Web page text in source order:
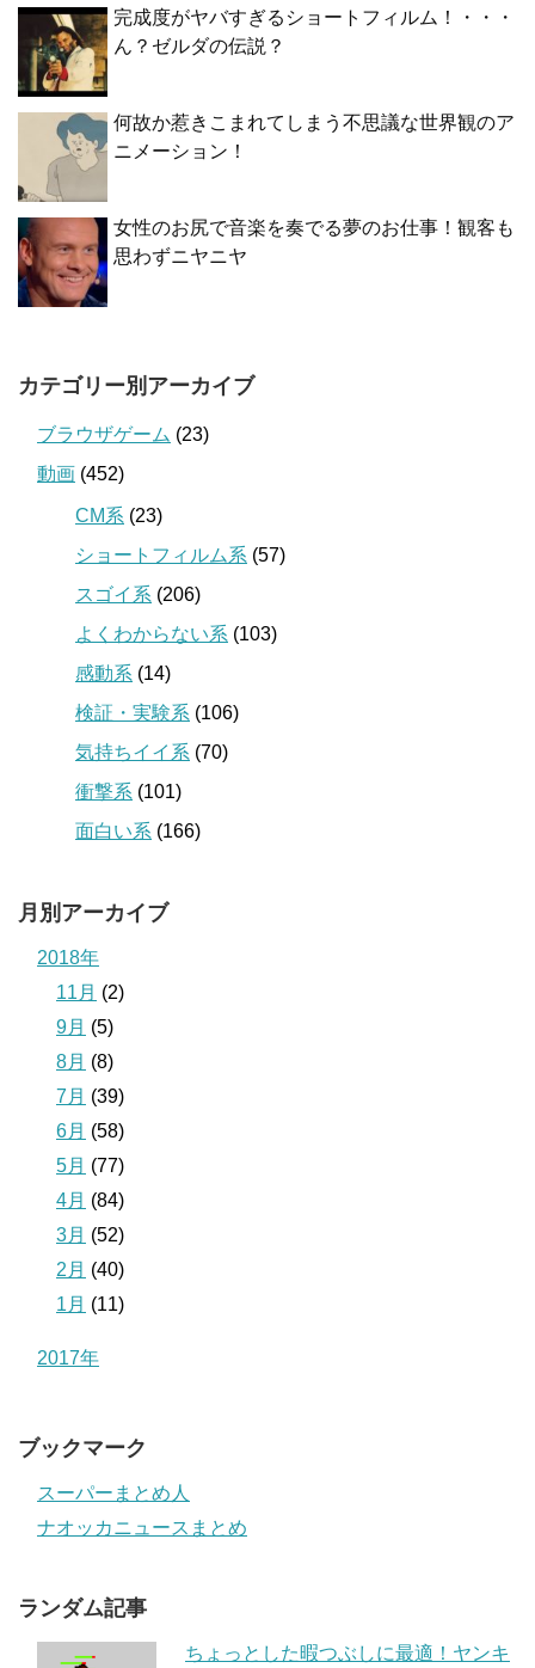
完成度がヤバすぎるショートフィルム！・・・
ん？ゼルダの伝説？
何故か惹きこまれてしまう不思議な世界観のア
ニメーション！
女性のお尻で音楽を奏でる夢のお仕事！観客も
思わずニヤニヤ
カテゴリー別アーカイブ
ブラウザゲーム (23)
動画 (452)
CM系 (23)
ショートフィルム系 (57)
スゴイ系 (206)
よくわからない系 (103)
感動系 (14)
検証・実験系 (106)
気持ちイイ系 (70)
衝撃系 (101)
面白い系 (166)
月別アーカイブ
2018年
11月 (2)
9月 (5)
8月 (8)
7月 (39)
6月 (58)
5月 (77)
4月 (84)
3月 (52)
2月 (40)
1月 (11)
2017年
ブックマーク
スーパーまとめ人
ナオッカニュースまとめ
ランダム記事
ちょっとした暇つぶしに最適！ヤンキ